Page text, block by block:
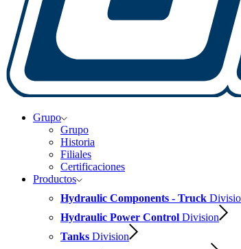
Grupo
Grupo
Historia
Filiales
Certificaciones
Productos
Hydraulic Components - Truck
Hydraulic Power Control Division
Tanks Division